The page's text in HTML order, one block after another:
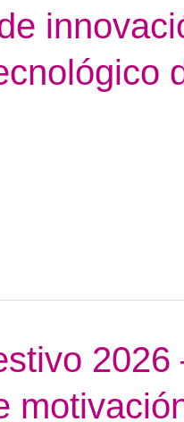
2026